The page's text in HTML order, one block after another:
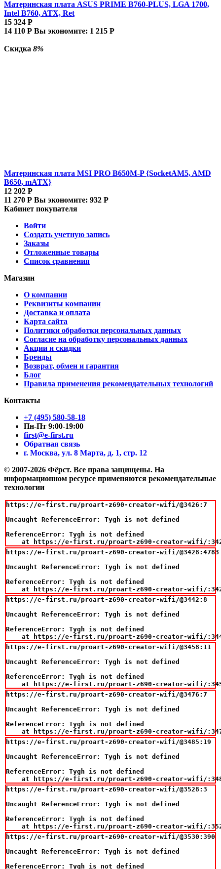
Материнская плата ASUS PRIME B760-PLUS, LGA 1700,
Intel B760, ATX, Ret
15 324 Р
14 110 Р Вы экономите: 1 215 Р
Скидка 8%
Материнская плата MSI PRO B650M-P {SocketAM5, AMD
B650, mATX}
12 202 Р
11 270 Р Вы экономите: 932 Р
Кабинет покупателя
Войти
Создать учетную запись
Заказы
Отложенные товары
Список сравнения
Магазин
О компании
Реквизиты компании
Доставка и оплата
Карта сайта
Политики обработки персональных данных
Согласие на обработку персональных данных
Акции и скидки
Бренды
Возврат, обмен и гарантия
Блог
Правила применения рекомендательных технологий
Контакты
+7 (495) 580-58-18
Пн-Пт 9:00-19:00
first@e-first.ru
Обратная связь
г. Москва, ул. 8 Марта, д. 1, стр. 12
© 2007-2026 Фёрст. Все права защищены. На
информационном ресурсе применяются рекомендательные
технологии
https://e-first.ru/proart-z690-creator-wifi/@3426:7
Uncaught ReferenceError: Tygh is not defined
ReferenceError: Tygh is not defined
at https://e-first.ru/proart-z690-creator-wifi/
https://e-first.ru/proart-z690-creator-wifi/@3428:4783
Uncaught ReferenceError: Tygh is not defined
ReferenceError: Tygh is not defined
at https://e-first.ru/proart-z690-creator-wifi/
https://e-first.ru/proart-z690-creator-wifi/@3442:8
Uncaught ReferenceError: Tygh is not defined
ReferenceError: Tygh is not defined
at https://e-first.ru/proart-z690-creator-wifi/
https://e-first.ru/proart-z690-creator-wifi/@3458:11
Uncaught ReferenceError: Tygh is not defined
ReferenceError: Tygh is not defined
at https://e-first.ru/proart-z690-creator-wifi/
https://e-first.ru/proart-z690-creator-wifi/@3476:7
Uncaught ReferenceError: Tygh is not defined
ReferenceError: Tygh is not defined
at https://e-first.ru/proart-z690-creator-wifi/
https://e-first.ru/proart-z690-creator-wifi/@3485:19
Uncaught ReferenceError: Tygh is not defined
ReferenceError: Tygh is not defined
at https://e-first.ru/proart-z690-creator-wifi/
https://e-first.ru/proart-z690-creator-wifi/@3528:3
Uncaught ReferenceError: Tygh is not defined
ReferenceError: Tygh is not defined
at https://e-first.ru/proart-z690-creator-wifi/
https://e-first.ru/proart-z690-creator-wifi/@3530:390
Uncaught ReferenceError: Tygh is not defined
ReferenceError: Tygh is not defined